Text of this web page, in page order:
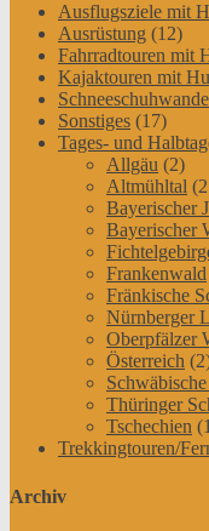
Ausflugsziele mit
Ausrüstung (12)
Fahrradtouren mit
Kajaktouren mit
Sonstiges (17)
Tages- und
Allgäu (2)
Altmühltal
Bayerischer
Bayerischer
Frankenwald
Fränkische
Nürnberger
Oberpfälzer
Österreich
Thüringer
Tschechien
Trekkingtouren/
Archiv